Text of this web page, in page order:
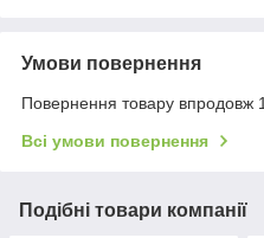
Умови повернення
Повернення товару впродовж
Всі умови повернення
Подібні товари компанії